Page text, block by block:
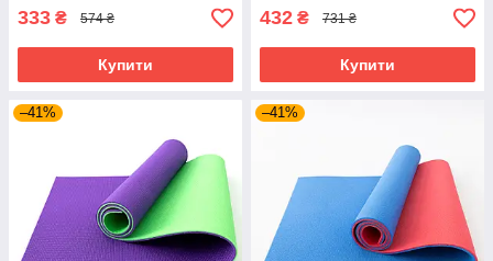
333 ₴ 574 ₴
Купити
432 ₴ 731 ₴
Купити
–41% –41%